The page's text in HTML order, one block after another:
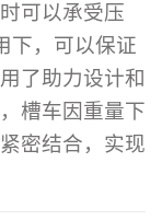
可以承受压
下，可以保证
了助力设计和
槽车因重量下
密结合，实现